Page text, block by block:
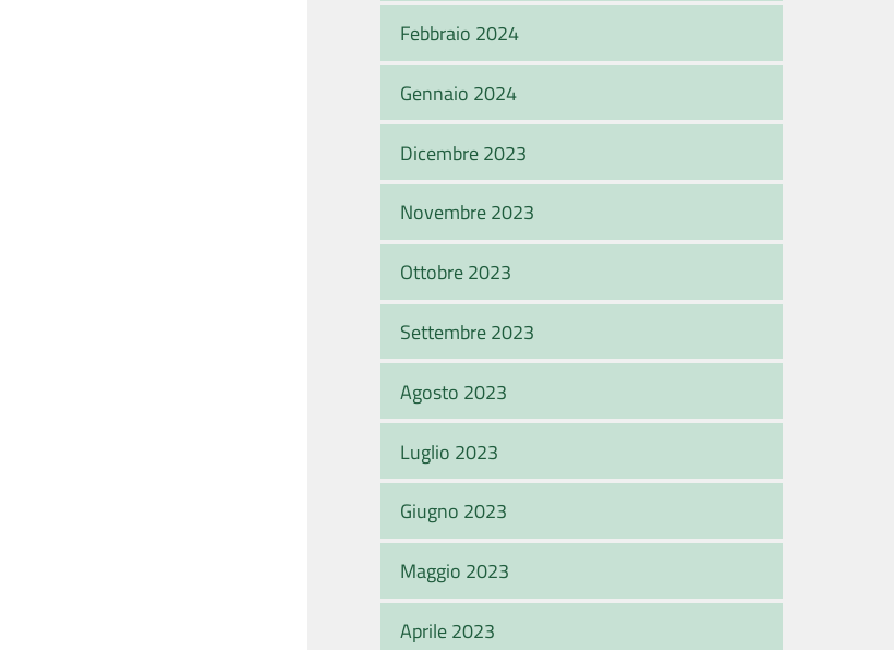
Febbraio 2024
Gennaio 2024
Dicembre 2023
Novembre 2023
Ottobre 2023
Settembre 2023
Agosto 2023
Luglio 2023
Giugno 2023
Maggio 2023
Aprile 2023